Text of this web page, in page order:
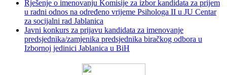
Rješenje o imenovanju Komisije za izbor kandidata za prijem
u radni odnos na određeno vrijeme Psihologa II u JU Centar
za socijalni rad Jablanica
Javni konkurs za prijavu kandidata za imenovanje
predsjednika/zamjenika predsjednika biračkog odbora u
Izbornoj jedinici Jablanica u BiH